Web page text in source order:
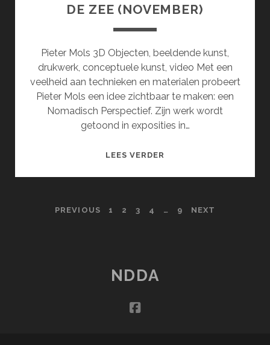
DE ZEE (NOVEMBER)
Pieter Mols 3D Objecten, beeldende kunst,
drukwerk, conceptuele kunst, video Met een
veelheid aan technieken en materialen probeert
Pieter Mols een idee zichtbaar te maken: een
Nomadisch Perspectief. Zijn werk wordt
getoond in exposities in…
LEES VERDER
VAN
POSTS
PREVIOUS 1 2 3 4 … 9 NEXT
NDDA
facebook